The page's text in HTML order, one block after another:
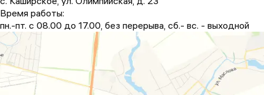
Время работы:
пн.-пт. с 08.00 до 17.00, без перерыва, сб.- вс. - выходной